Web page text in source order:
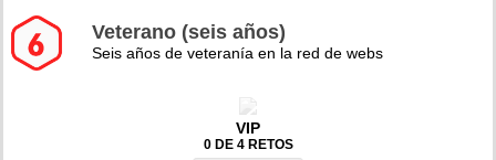
Veterano (seis años)
Seis años de veteranía en la red de webs
VIP
0 DE 4 RETOS